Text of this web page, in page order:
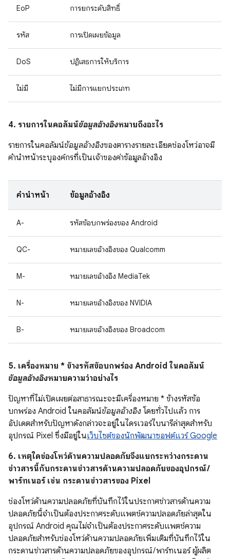
EoP การยกระดับสิทธิ์
รหัส การเปิดเผยข้อมูล
DoS ปฏิเสธการให้บริการ
ไม่มี ไม่มีการแยกประเภท
4. รายการในคอลัมน์ข้อมูลอ้างอิงหมายถึงอะไร
รายการในคอลัมน์ข้อมูลอ้างอิงของตารางรายละเอียดช่องโหว่อาจมี
คำนำหน้าระบุองค์กรที่เป็นเจ้าของค่าข้อมูลอ้างอิง
คำนำหน้า ข้อมูลอ้างอิง
A- รหัสข้อบกพร่องของ Android
QC- หมายเลขอ้างอิงของ Qualcomm
M- หมายเลขอ้างอิง MediaTek
N- หมายเลขอ้างอิงของ NVIDIA
B- หมายเลขอ้างอิงของ Broadcom
5. เครื่องหมาย * ข้างรหัสข้อบกพร่อง Android ในคอลัมน์
ข้อมูลอ้างอิงหมายความว่าอย่างไร
ปัญหาที่ไม่เปิดเผยต่อสาธารณะจะมีเครื่องหมาย * ข้างรหัสข้อ
บกพร่อง Android ในคอลัมน์ข้อมูลอ้างอิง โดยทั่วไปแล้ว การ
อัปเดตสำหรับปัญหาดังกล่าวจะอยู่ในไดรเวอร์ไบนารีล่าสุดสำหรับ
อุปกรณ์ Pixel ซึ่งมีอยู่ในเว็บไซต์ของนักพัฒนาซอฟต์แวร์ Google
6. เหตุใดช่องโหว่ด้านความปลอดภัยจึงแยกระหว่างกระดาน
ข่าวสารนี้กับกระดานข่าวสารด้านความปลอดภัยของอุปกรณ์ /
พาร์ทเนอร์ เช่น กระดานข่าวสารของ Pixel
ช่องโหว่ด้านความปลอดภัยที่บันทึกไว้ในประกาศข่าวสารด้านความ
ปลอดภัยนี้จำเป็นต้องประกาศระดับแพตช์ความปลอดภัยล่าสุดใน
อุปกรณ์ Android คุณไม่จำเป็นต้องประกาศระดับแพตช์ความ
ปลอดภัยสำหรับช่องโหว่ด้านความปลอดภัยเพิ่มเติมที่บันทึกไว้ใน
กระดานข่าวสารด้านความปลอดภัยของอุปกรณ์ / พาร์ทเนอร์ ผู้ผลิต